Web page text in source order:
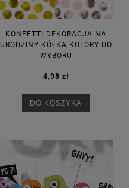
KONFETTI DEKORACJA NA
URODZINY KÓŁKA KOLORY DO
WYBORU
4,98 zł
DO KOSZYKA